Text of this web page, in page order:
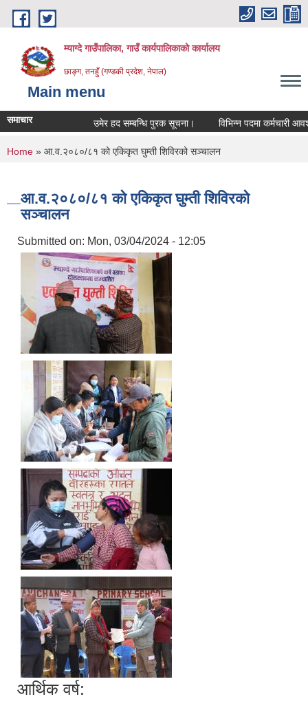
Skip to main content
म्याग्दे गाउँपालिका, गाउँ कार्यपालिकाको कार्यालय
छाङ्ग, तनहुँ (गण्डकी प्रदेश, नेपाल)
Main menu
समाचार उमेर हद सम्बन्धि पुरक सूचना। विभिन्न पदमा कर्मचारी
You are here
Home » आ.व.२०८०/८१ को एकिकृत घुम्ती शिविरको सञ्चालन
आ.व.२०८०/८१ को एकिकृत घुम्ती शिविरको
सञ्चालन
Submitted on: Mon, 03/04/2024 - 12:05
आर्थिक वर्ष: